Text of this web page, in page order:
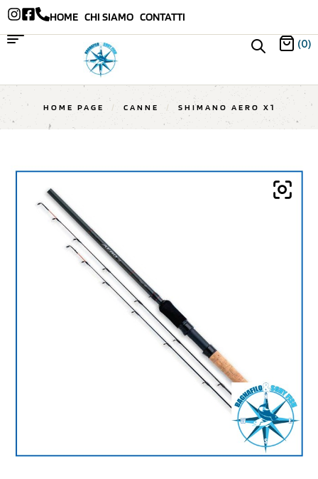
HOME CHI SIAMO CONTATTI
(0)
HOME PAGE / CANNE / SHIMANO AERO X1